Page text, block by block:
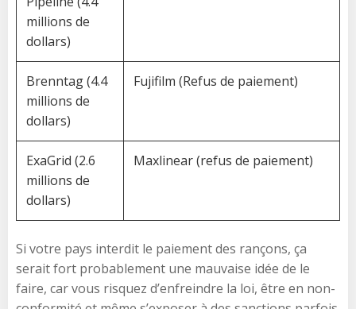
millions de
dollars)
Brenntag (4.4
millions de
dollars)
Fujifilm (Refus de paiement)
ExaGrid (2.6
millions de
dollars)
Maxlinear (refus de paiement)
Si votre pays interdit le paiement des rançons, ça
serait fort probablement une mauvaise idée de le
faire, car vous risquez d’enfreindre la loi, être en non-